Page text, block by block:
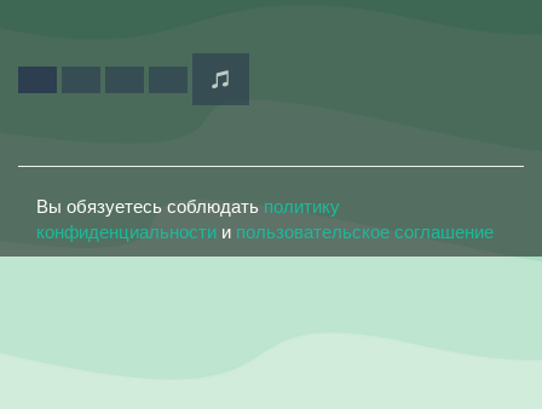
Вы обязуетесь соблюдать политику
конфиденциальности и пользовательское соглашение